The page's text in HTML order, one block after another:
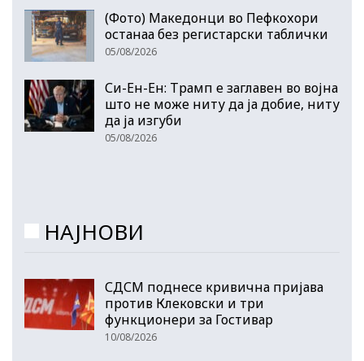
(Фото) Македонци во Пефкохори
останаа без регистарски таблички
05/08/2026
Си-Ен-Ен: Трамп е заглавен во војна
што не може ниту да ја добие, ниту
да ја изгуби
05/08/2026
НАЈНОВИ
СДСМ поднесе кривична пријава
против Клековски и три
функционери за Гостивар
10/08/2026